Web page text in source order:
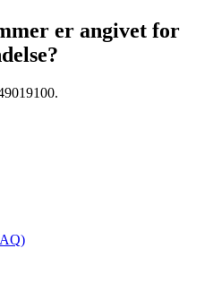
er angivet for